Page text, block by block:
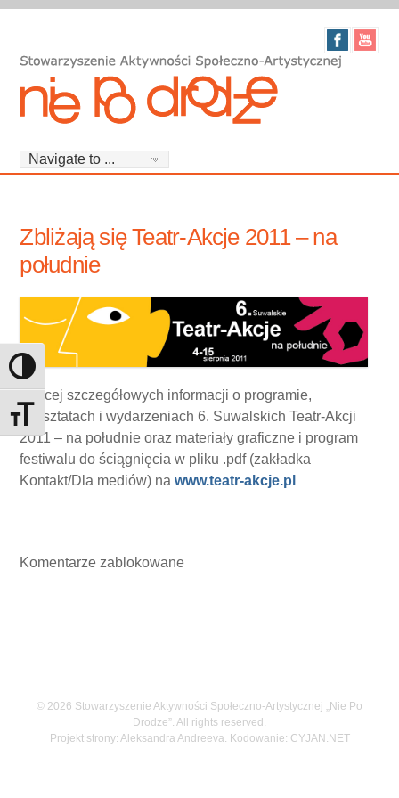
Toggle High Contrast
Toggle Font size
Zbliżają się Teatr-Akcje 2011 – na
południe
Więcej szczegółowych informacji o programie,
warsztatach i wydarzeniach 6. Suwalskich Teatr-Akcji
2011 – na południe oraz materiały graficzne i program
festiwalu do ściągnięcia w pliku .pdf (zakładka
Kontakt/Dla mediów) nawww.teatr-akcje.pl
Komentarze zablokowane
© 2026 Stowarzyszenie Aktywności Społeczno-Artystycznej „Nie Po
Drodze”. All rights reserved.
Projekt strony: Aleksandra Andreeva. Kodowanie: CYJAN.NET